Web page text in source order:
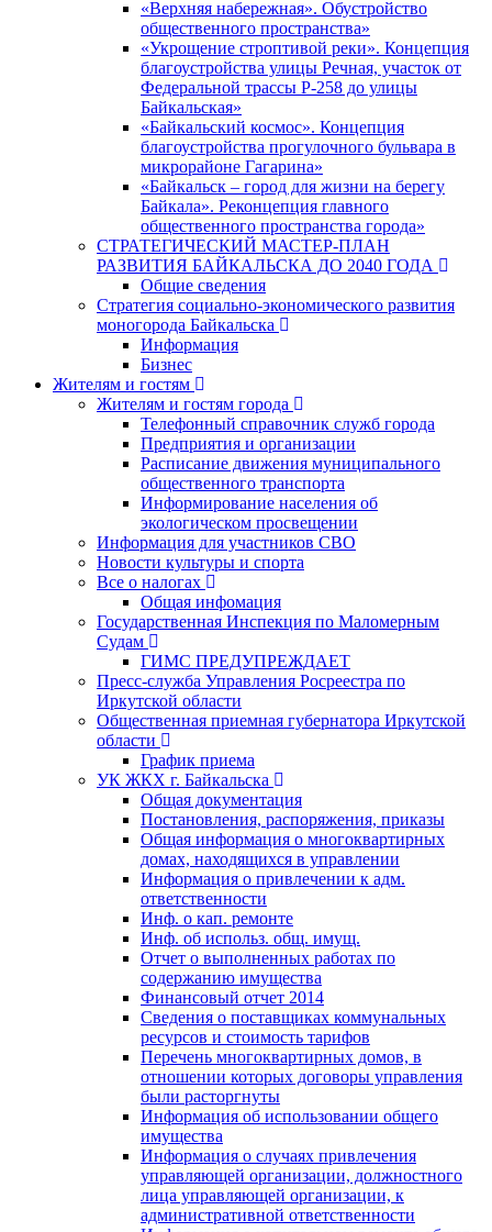
«Верхняя набережная». Обустройство
общественного пространства»
«Укрощение строптивой реки». Концепция
благоустройства улицы Речная, участок от
Федеральной трассы Р-258 до улицы
Байкальская»
«Байкальский космос». Концепция
благоустройства прогулочного бульвара в
микрорайоне Гагарина»
«Байкальск – город для жизни на берегу
Байкала». Реконцепция главного
общественного пространства города»
СТРАТЕГИЧЕСКИЙ МАСТЕР-ПЛАН
РАЗВИТИЯ БАЙКАЛЬСКА ДО 2040 ГОДА
Общие сведения
Стратегия социально-экономического развития
моногорода Байкальска
Информация
Бизнес
Жителям и гостям
Жителям и гостям города
Телефонный справочник служб города
Предприятия и организации
Расписание движения муниципального
общественного транспорта
Информирование населения об
экологическом просвещении
Информация для участников СВО
Новости культуры и спорта
Все о налогах
Общая инфомация
Государственная Инспекция по Маломерным
Судам
ГИМС ПРЕДУПРЕЖДАЕТ
Пресс-служба Управления Росреестра по
Иркутской области
Общественная приемная губернатора Иркутской
области
График приема
УК ЖКХ г. Байкальска
Общая документация
Постановления, распоряжения, приказы
Общая информация о многоквартирных
домах, находящихся в управлении
Информация о привлечении к адм.
ответственности
Инф. о кап. ремонте
Инф. об использ. общ. имущ.
Отчет о выполненных работах по
содержанию имущества
Финансовый отчет 2014
Сведения о поставщиках коммунальных
ресурсов и стоимость тарифов
Перечень многоквартирных домов, в
отношении которых договоры управления
были расторгнуты
Информация об использовании общего
имущества
Информация о случаях привлечения
управляющей организации, должностного
лица управляющей организации, к
административной ответственности